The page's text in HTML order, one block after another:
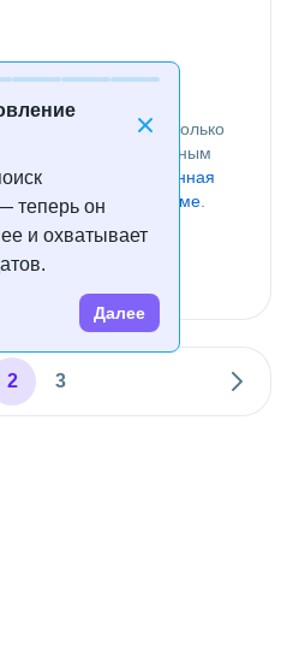
теперь он
и охватывает
Далее
доступен только
с созданным
есть
размещённая
доступ к базе резюме.
2 3